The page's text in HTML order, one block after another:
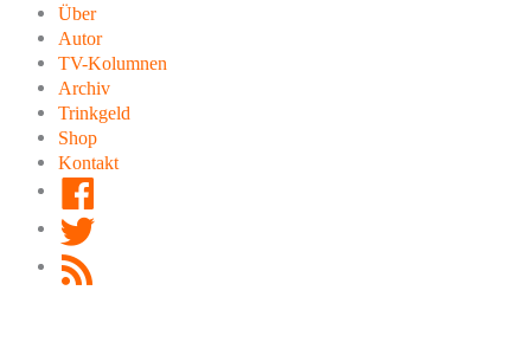
Über
Autor
TV-Kolumnen
Archiv
Trinkgeld
Shop
Kontakt